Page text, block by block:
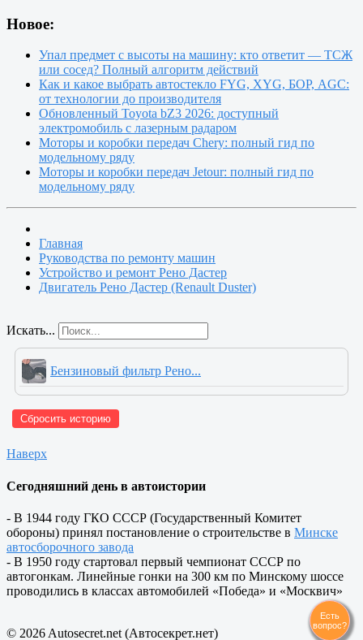
Новое:
Упал предмет с высоты на машину: кто ответит — ТСЖ
или сосед? Полный алгоритм действий
Как и какое выбрать автостекло FYG, XYG, БОР, AGC:
от технологии до производителя
Обновленный Toyota bZ3 2026: доступный
электромобиль с лазерным радаром
Моторы и коробки передач Chery: полный гид по
модельному ряду
Моторы и коробки передач Jetour: полный гид по
модельному ряду
Главная
Руководства по ремонту машин
Устройство и ремонт Рено Дастер
Двигатель Рено Дастер (Renault Duster)
Искать...
Бензиновый фильтр Рено...
Сбросить историю
Наверх
Сегодняшний день в автоистории
- В 1944 году ГКО СССР (Государственный Комитет
обороны) принял постановление о строительстве в Минске
автосборочного завода
- В 1950 году стартовал первый чемпионат СССР по
автогонкам. Линейные гонки на 300 км по Минскому шоссе
проводились в классах автомобилей «Победа» и «Москвич»
© 2026 Autosecret.net (Автосекрет.нет)